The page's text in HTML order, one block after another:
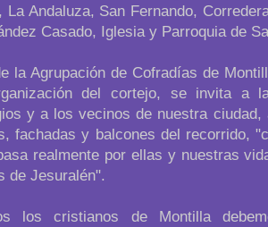
La Andaluza, San Fernando,
Casado, Iglesia y Parroquia de
la Agrupación de Cofradías de
del cortejo, se invita a
y a los vecinos de nuestra ciudad,
fachadas y balcones del recorrido,
realmente por ellas y nuestras
de Jesuralén".
los cristianos de Montilla